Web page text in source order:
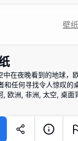
壁纸
在夜晚看到的地球，
任何寻找令人惊叹的
欧洲, 非洲, 太空, 桌面